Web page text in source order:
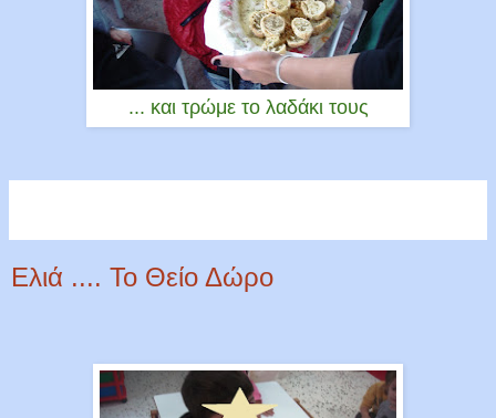
... και τρώμε το λαδάκι τους
Ελιά .... Το Θείο Δώρο